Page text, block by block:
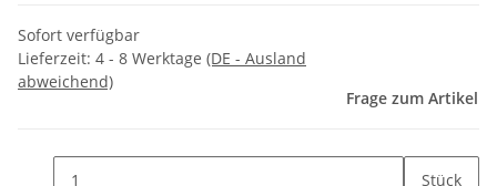
Sofort verfügbar
Lieferzeit: 4 - 8 Werktage (DE - Ausland
abweichend)
Frage zum Artikel
Stück